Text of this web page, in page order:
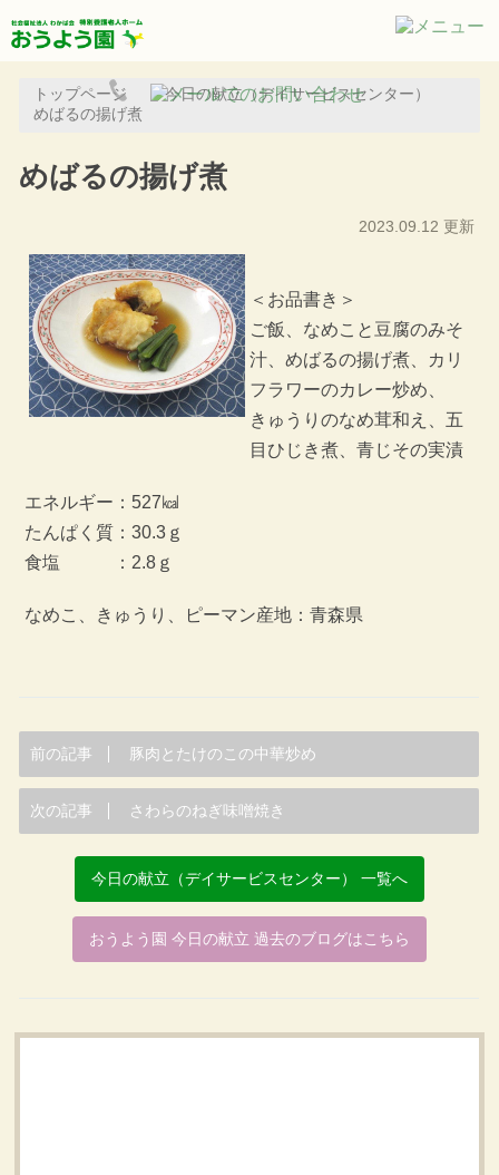
トップページ
今日の献立（デイサービスセンター）
めばるの揚げ煮
めばるの揚げ煮
2023.09.12 更新
＜お品書き＞
ご飯、なめこと豆腐のみそ
汁、めばるの揚げ煮、カリ
フラワーのカレー炒め、
きゅうりのなめ茸和え、五
目ひじき煮、青じその実漬
エネルギー：527㎉
たんぱく質：30.3ｇ
食塩 ：2.8ｇ
なめこ、きゅうり、ピーマン産地：青森県
前の記事 豚肉とたけのこの中華炒め
次の記事 さわらのねぎ味噌焼き
今日の献立（デイサービスセンター） 一覧へ
おうよう園 今日の献立 過去のブログはこちら